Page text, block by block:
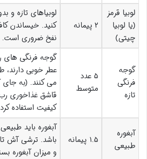
لوبیا قرمز
(یا لوبیا
چیتی)
۲ پیمانه
لوبیاهای تازه و
کنید. خیساندن
نفخ ضروری است.
گوجه
فرنگی
تازه
۵ عدد
متوسط
گوجه فرنگی های
عطر خوبی
قاشق غذاخوری
کیفیت استفاده
آبغوره
طبیعی
۱.۵ پیمانه
آبغوره باید
باشد. ترشی آش
و میزان آبغوره